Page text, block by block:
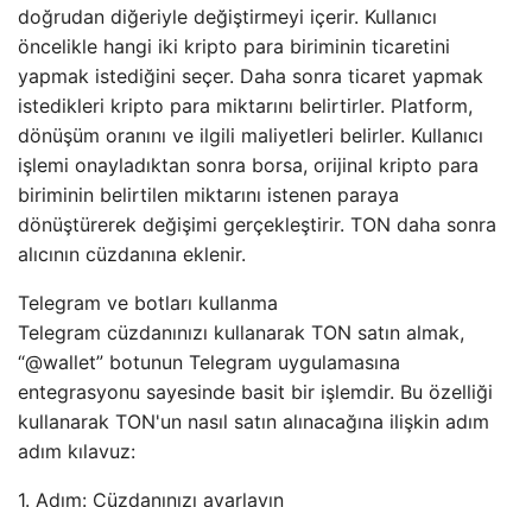
doğrudan diğeriyle değiştirmeyi içerir. Kullanıcı
öncelikle hangi iki kripto para biriminin ticaretini
yapmak istediğini seçer. Daha sonra ticaret yapmak
istedikleri kripto para miktarını belirtirler. Platform,
dönüşüm oranını ve ilgili maliyetleri belirler. Kullanıcı
işlemi onayladıktan sonra borsa, orijinal kripto para
biriminin belirtilen miktarını istenen paraya
dönüştürerek değişimi gerçekleştirir. TON daha sonra
alıcının cüzdanına eklenir.
Telegram ve botları kullanma
Telegram cüzdanınızı kullanarak TON satın almak,
“@wallet” botunun Telegram uygulamasına
entegrasyonu sayesinde basit bir işlemdir. Bu özelliği
kullanarak TON'un nasıl satın alınacağına ilişkin adım
adım kılavuz:
1. Adım: Cüzdanınızı ayarlayın